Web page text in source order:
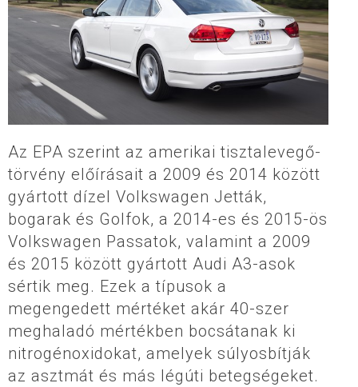
Az EPA szerint az amerikai tisztalevegő-
törvény előírásait a 2009 és 2014 között
gyártott dízel Volkswagen Jetták,
bogarak és Golfok, a 2014-es és 2015-ös
Volkswagen Passatok, valamint a 2009
és 2015 között gyártott Audi A3-asok
sértik meg. Ezek a típusok a
megengedett mértéket akár 40-szer
meghaladó mértékben bocsátanak ki
nitrogénoxidokat, amelyek súlyosbítják
az asztmát és más légúti betegségeket.